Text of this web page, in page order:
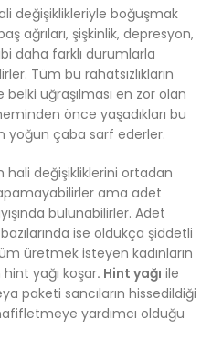
değişiklikleriyle boğuşmak
ağrıları, şişkinlik, depresyon,
daha farklı durumlarla
Tüm bu rahatsızlıkların
uğraşılması en zor olan
önce yaşadıkları bu
yoğun çaba sarf ederler.
hali değişikliklerini ortadan
ama adet
bulunabilirler. Adet
ise oldukça şiddetli
üretmek isteyen kadınların
yağı koşar. Hint yağı ile
paketi sancıların hissedildiği
yardımcı olduğu